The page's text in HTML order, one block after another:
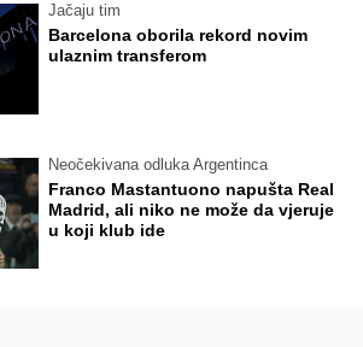
Jačaju tim
Barcelona oborila rekord novim
ulaznim transferom
Neočekivana odluka Argentinca
Franco Mastantuono napušta Real
Madrid, ali niko ne može da vjeruje
u koji klub ide